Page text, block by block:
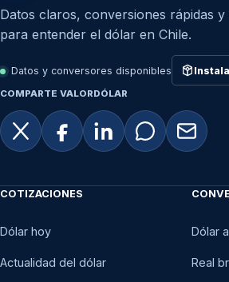
Datos claros, conversiones rápidas y
para entender el dólar en Chile.
Datos y conversores disponibles
COMPARTE VALORDÓLAR
COTIZACIONES
Dólar hoy
Actualidad del dólar
Dólar
Real